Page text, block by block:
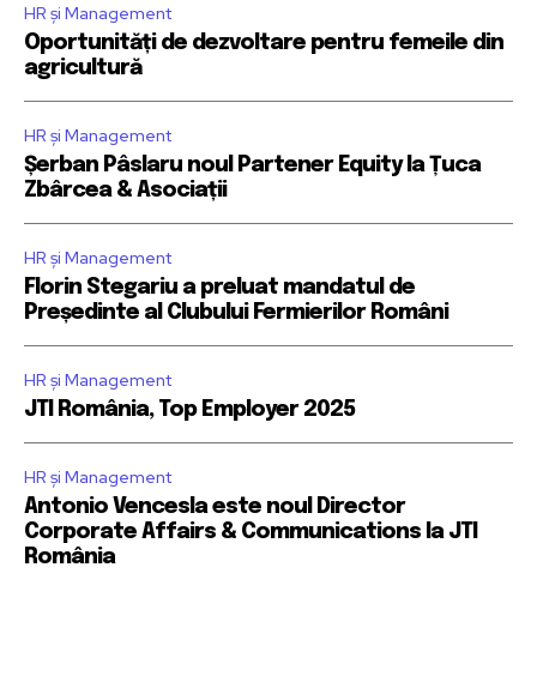
HR și Management
Oportunități de dezvoltare pentru femeile din
agricultură
HR și Management
Șerban Pâslaru noul Partener Equity la Țuca
Zbârcea & Asociații
HR și Management
Florin Stegariu a preluat mandatul de
Președinte al Clubului Fermierilor Români
HR și Management
JTI România, Top Employer 2025
HR și Management
Antonio Vencesla este noul Director
Corporate Affairs & Communications la JTI
România